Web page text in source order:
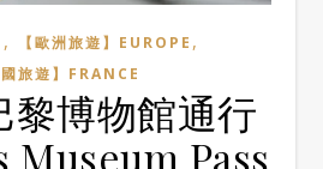
, 【歐洲旅遊】EUROPE ,
國旅遊】FRANCE
黎博物館通行
Museum Pass